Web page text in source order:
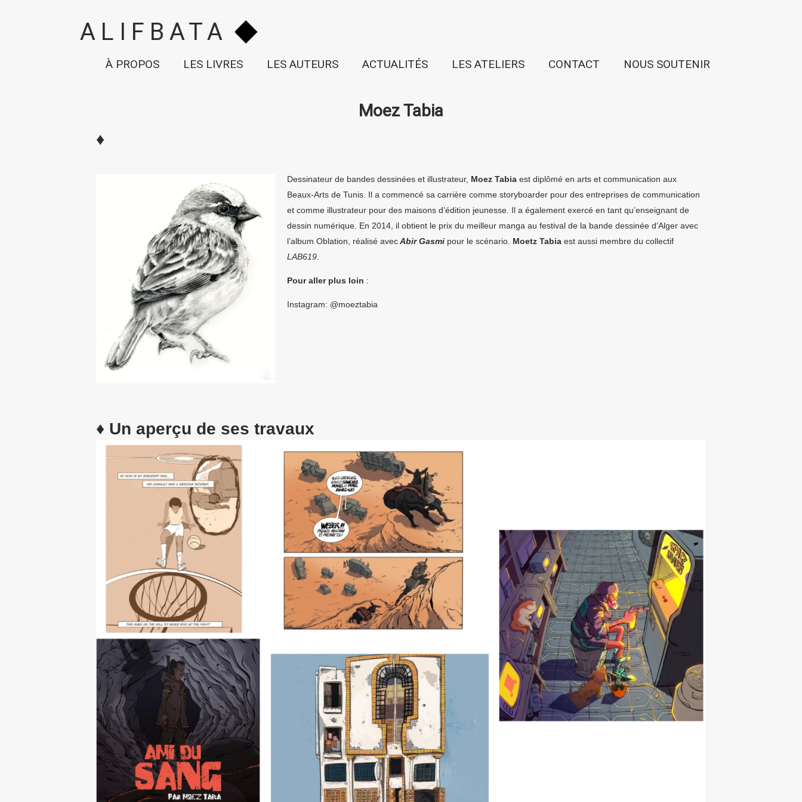
ALIFBATA
À PROPOS LES LIVRES LES AUTEURS ACTUALITÉS LES ATELIERS CONTACT NOUS SOUTENIR
Moez Tabia
♦
Dessinateur de bandes dessinées et illustrateur, Moez Tabia est diplômé en arts et communication aux
Beaux-Arts de Tunis. Il a commencé sa carrière comme storyboarder pour des entreprises de communication
et comme illustrateur pour des maisons d’édition jeunesse. Il a également exercé en tant qu’enseignant de
dessin numérique. En 2014, il obtient le prix du meilleur manga au festival de la bande dessinée d’Alger avec
l’album Oblation, réalisé avecAbir Gasmi pour le scénario. Moetz Tabia est aussi membre du collectif
LAB619
Pour aller plus loin :
Instagram: @moeztabia
♦ Un aperçu de ses travaux